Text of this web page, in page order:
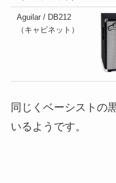
Aguilar / DB212
（キャビネット）
同じくベーシストの
いるようです。